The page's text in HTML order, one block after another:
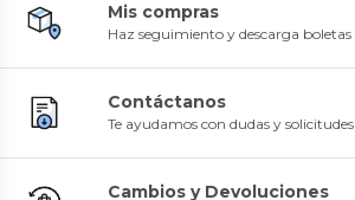
Mis compras
Haz seguimiento y descarga boletas
Contáctanos
Te ayudamos con dudas y solicitudes
Cambios y Devoluciones